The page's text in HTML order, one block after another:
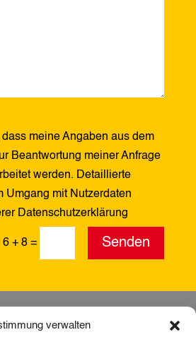
verwalten
dass meine Angaben aus dem
Beantwortung meiner Anfrage
werden. Detaillierte
Umgang mit Nutzerdaten
Datenschutzerklärung
6 + 8 = Senden